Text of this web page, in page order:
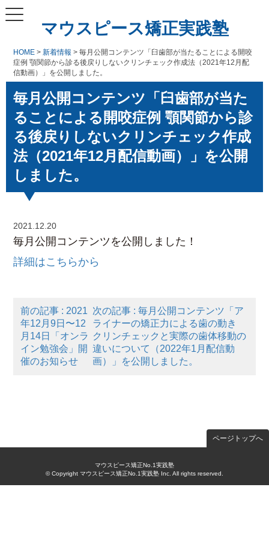
マウスピース矯正実践塾
HOME >新着情報 > 毎月公開コンテンツ「臼歯部が当たることによる開咬
症例 顎関節から診る後戻りしないクリンチェック作成法（2021年12月配
信動画）」を公開しました。
毎月公開コンテンツ「臼歯部が当た
ることによる開咬症例 顎関節から診
る後戻りしないクリンチェック作成
法（2021年12月配信動画）」を公開
しました。
2021.12.20
毎月公開コンテンツを公開しました！
詳細はこちらから
前の記事 : 2021
年12月9日〜12
月14日「オンラ
イン勉強会」開
催のお知らせ
次の記事 : 毎月公開コンテンツ「ア
ライナーの矯正力による歯の動き
クリンチェックと実際の歯体移動の
違いについて（2022年1月配信動
画）」を公開しました。
ページトップへ
マウスピース矯正No.1実践塾
© Copyright マウスピース矯正No.1実践塾 Inc. All rights reserved.